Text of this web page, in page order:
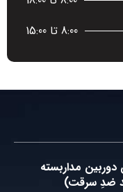
8:00 تا 15:00
مداربسته
ضدِ سرقت)